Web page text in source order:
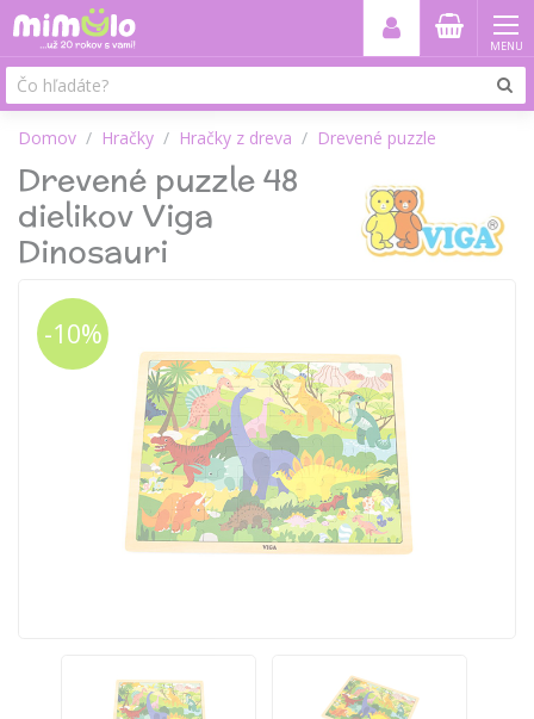
MENU
Domov Hračky Hračky z dreva Drevené puzzle
Drevené puzzle 48
dielikov Viga
Dinosauri
-10%